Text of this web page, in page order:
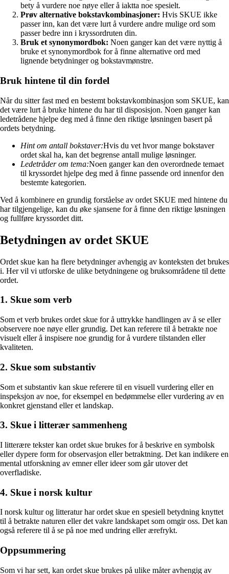
bety å vurdere noe nøye eller å iaktta noe spesielt.
Prøv alternative bokstavkombinasjoner: Hvis SKUE ikke
passer inn, kan det være lurt å vurdere andre mulige ord som
passer bedre inn i kryssordruten din.
Bruk et synonymordbok: Noen ganger kan det være nyttig å
bruke et synonymordbok for å finne alternative ord med
lignende betydninger og bokstavmønstre.
Bruk hintene til din fordel
Når du sitter fast med en bestemt bokstavkombinasjon som SKUE, kan
det være lurt å bruke hintene du har til disposisjon. Noen ganger kan
ledetrådene hjelpe deg med å finne den riktige løsningen basert på
ordets betydning.
Hint om antall bokstaver:Hvis du vet hvor mange bokstaver
ordet skal ha, kan det begrense antall mulige løsninger.
Ledetråder om tema:Noen ganger kan den overordnede temaet
til kryssordet hjelpe deg med å finne passende ord innenfor den
bestemte kategorien.
Ved å kombinere en grundig forståelse av ordet SKUE med hintene du
har tilgjengelige, kan du øke sjansene for å finne den riktige løsningen
og fullføre kryssordet ditt.
Betydningen av ordet SKUE
Ordet skue kan ha flere betydninger avhengig av konteksten det brukes
i. Her vil vi utforske de ulike betydningene og bruksområdene til dette
ordet.
1. Skue som verb
Som et verb brukes ordet skue for å uttrykke handlingen av å se eller
observere noe nøye eller grundig. Det kan referere til å betrakte noe
visuelt eller å inspisere noe grundig for å vurdere tilstanden eller
kvaliteten.
2. Skue som substantiv
Som et substantiv kan skue referere til en visuell vurdering eller en
inspeksjon av noe, for eksempel en bedømmelse eller vurdering av en
konkret gjenstand eller et landskap.
3. Skue i litterær sammenheng
I litterære tekster kan ordet skue brukes for å beskrive en symbolsk
eller dypere form for observasjon eller betraktning. Det kan indikere en
mental utforskning av emner eller ideer som går utover det
overfladiske.
4. Skue i norsk kultur
I norsk kultur og litteratur har ordet skue en spesiell betydning knyttet
til å betrakte naturen eller det vakre landskapet som omgir oss. Det kan
også referere til å se på noe med undring eller ærefrykt.
Oppsummering
Som vi har sett, kan ordet skue brukes på ulike måter avhengig av